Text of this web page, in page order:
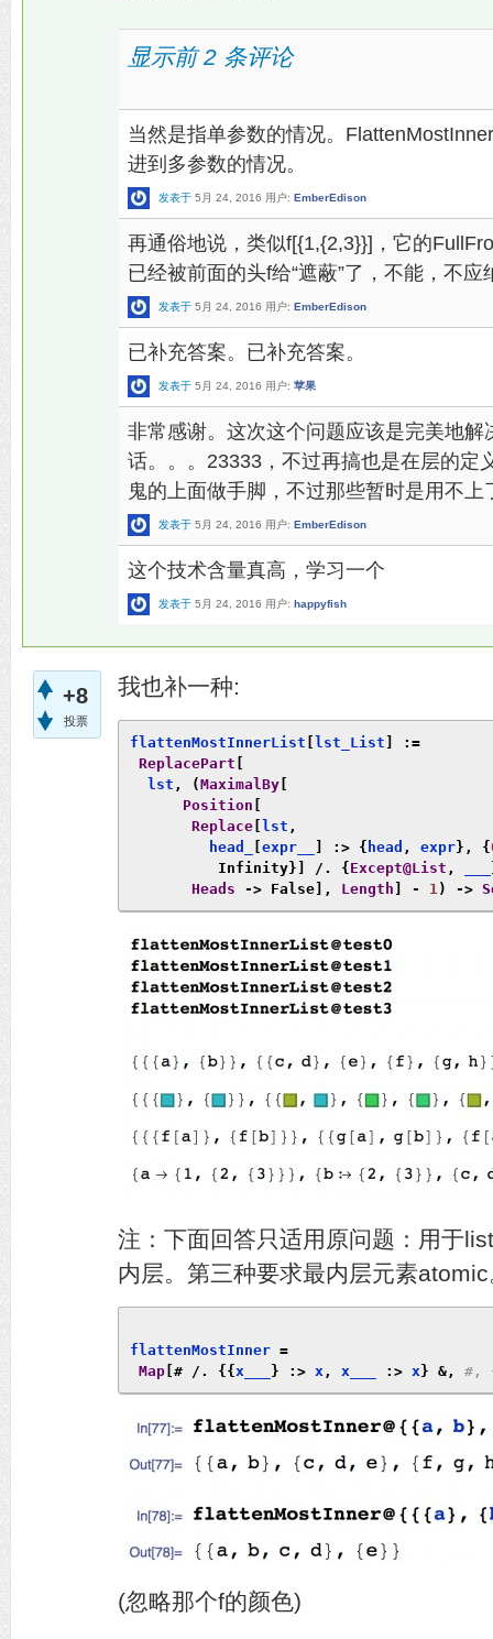
显示前 2 条评论
当然是指单参数的情况。
进到多参数的情况。
发表于 5月 24, 2016 用户: EmberEdison
再通俗地说，类似f[{1,{2,3}}]，它的
已经被前面的头f给“遮蔽”了，不能，不
发表于 5月 24, 2016 用户: EmberEdison
已补充答案。已补充答案。
发表于 5月 24, 2016 用户: 苹果
非常感谢。这次这个问题应该是完美地
话。。。23333，不过再搞也是在层的定
鬼的上面做手脚，不过那些暂时是用不上
发表于 5月 24, 2016 用户: EmberEdison
这个技术含量真高，学习一个
发表于 5月 24, 2016 用户: happyfish
+8
投票
我也补一种:
flattenMostInnerList lst_List
:=
ReplacePart
lst , (MaximalBy
Position
Replace
lst ,
head_
expr__ :> { head , expr}, {
Infinity}] /. { Except@List ,
Heads
-> False ], Length - 1 ) ->
注：下面回答只适用原问题：用于
内层。第三种要求最内层元素
flattenMostInner =
Map [# /. {{ x___ } :> x , x___ :> x } &, #,
(忽略那个f的颜色)